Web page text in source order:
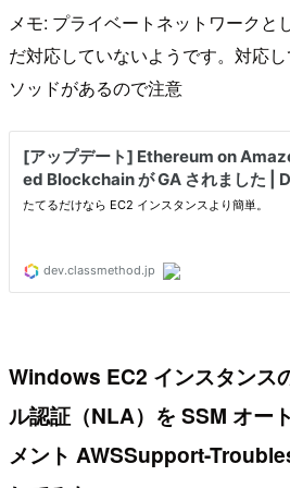
メモ: プライベートネットワークと
だ対応していないようです。対応
ソッドがあるので注意
Windows EC2 インスタンス
ル認証（NLA）を SSM オー
メント AWSSupport-